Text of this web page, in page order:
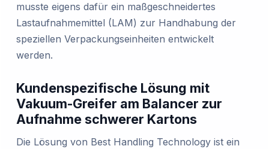
musste eigens dafür ein maßgeschneidertes
Lastaufnahmemittel (LAM) zur Handhabung der
speziellen Verpackungseinheiten entwickelt
werden.
Kundenspezifische Lösung mit
Vakuum-Greifer am Balancer zur
Aufnahme schwerer Kartons
Die Lösung von Best Handling Technology ist ein